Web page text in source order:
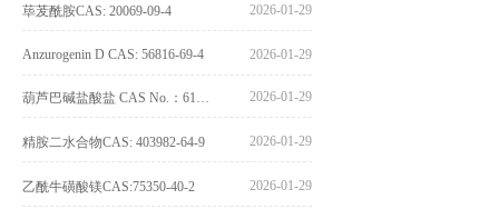
荜茇酰胺CAS: 20069-09-4 2026-01-29
Anzurogenin D CAS: 56816-69-4 2026-01-29
2026-01-29
精胺二水合物CAS: 403982-64-9 2026-01-29
乙酰牛磺酸镁CAS:75350-40-2 2026-01-29